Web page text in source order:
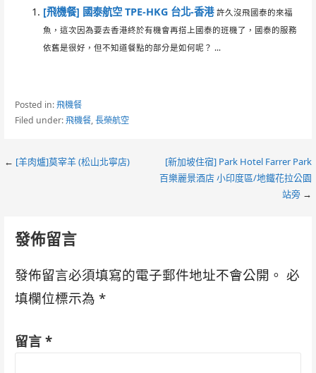
[飛機餐] 國泰航空 TPE-HKG 台北-香港 許久沒飛國泰的來福
魚，這次因為要去香港終於有機會再搭上國泰的班機了，國泰的服務
依舊是很好，但不知道餐點的部分是如何呢？ ...
Posted in:飛機餐
Filed under:飛機餐,長榮航空
Post
← [羊肉爐]莫宰羊 (松山北寧店)
[新加坡住宿] Park Hotel Farrer Park
百樂麗景酒店 小印度區/地鐵花拉公園
站旁→
發佈留言
發佈留言必須填寫的電子郵件地址不會公開。 必
填欄位標示為 *
留言 *